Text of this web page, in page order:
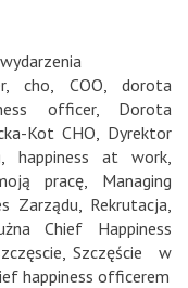
, cho COO
dorota
officer, Dorota
Kot CHO
Dyrektor
happiness at work
pracę
Managing
Zarządu Rekrutacja
Chief Happiness
,Szczęście w
happiness officerem